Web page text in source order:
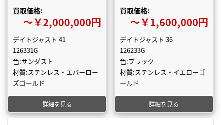
買取価格:
〜￥2,000,000円
デイトジャスト 41
126331G
色:サンダスト
材質:ステンレス・エバーロー
ズゴールド
詳細を見る
買取価格:
〜￥1,600,000円
デイトジャスト 36
126233G
色:ブラック
材質:ステンレス・イエローゴ
ールド
詳細を見る